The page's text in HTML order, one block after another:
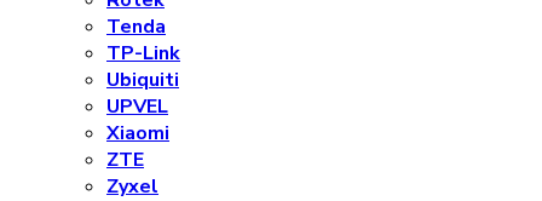
Tenda
TP-Link
Ubiquiti
UPVEL
Xiaomi
ZTE
Zyxel